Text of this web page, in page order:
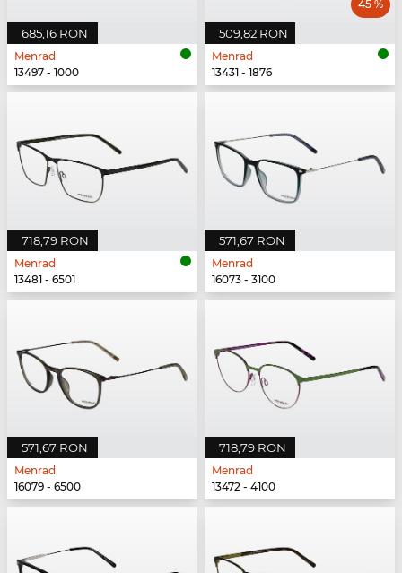
685,16 RON
Menrad
13497 - 1000
509,82 RON
45 %
Menrad
13431 - 1876
718,79 RON
Menrad
13481 - 6501
571,67 RON
Menrad
16073 - 3100
571,67 RON
Menrad
16079 - 6500
718,79 RON
Menrad
13472 - 4100